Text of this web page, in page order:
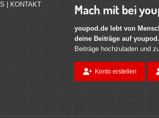
KONTAKT Mach mit bei
youpod.de lebt von
deine Beiträge auf
Beiträge hochzuladen und
Konto erstellen